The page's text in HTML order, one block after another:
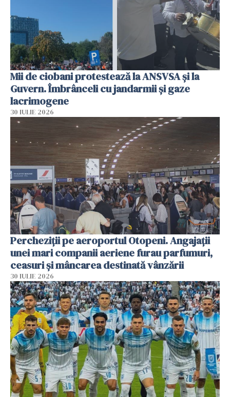
Mii de ciobani protestează la ANSVSA și la
Guvern. Îmbrânceli cu jandarmii și gaze
lacrimogene
30 IULIE 2026
Percheziții pe aeroportul Otopeni. Angajații
unei mari companii aeriene furau parfumuri,
ceasuri și mâncarea destinată vânzării
30 IULIE 2026